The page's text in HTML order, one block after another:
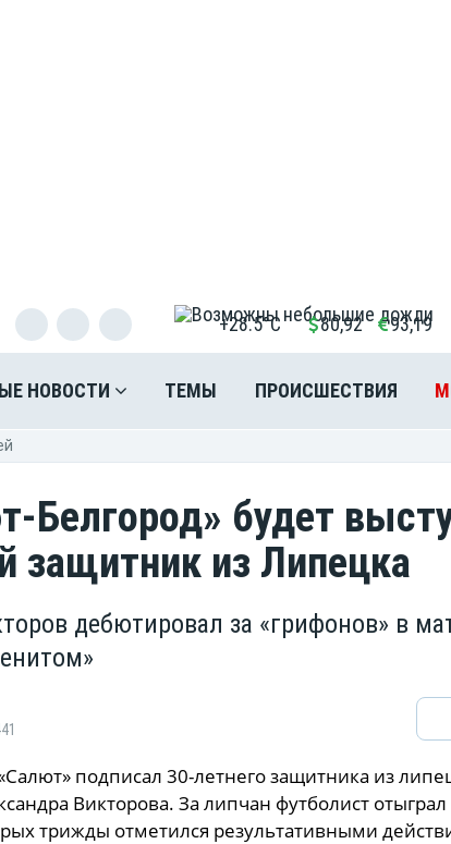
+28.5°C 80,92 93,19
НОВОСТИ ТЕМЫ ПРОИСШЕСТВИЯ
Белгород» будет
защитник из Липецка
дебютировал за «грифонов» в
подписал 30-летнего защитника из
Викторова. За липчан футболист отыграл
трижды отметился результативными